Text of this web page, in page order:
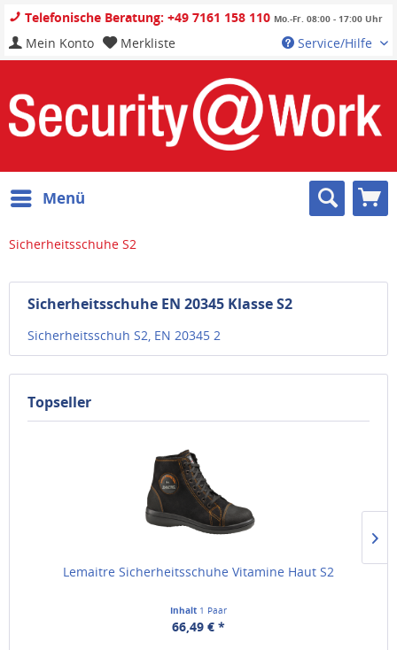
Telefonische Beratung: +49 7161 158 110 Mo.-Fr. 08:00 - 17:00 Uhr
Service/Hilfe
Mein Konto Merkliste
Menü
Sicherheitsschuhe S2
Sicherheitsschuhe EN 20345 Klasse S2
Sicherheitsschuh S2, EN 20345 2
Topseller
Lemaitre Sicherheitsschuhe Vitamine Haut S2
Inhalt 1 Paar
66,49 € *